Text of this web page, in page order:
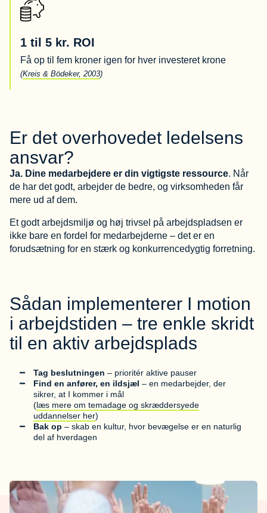
1 til 5 kr. ROI
Få op til fem kroner igen for hver investeret krone
(Kreis & Bödeker, 2003)
Er det overhovedet ledelsens
ansvar?
Ja. Dine medarbejdere er din vigtigste ressource. Når
de har det godt, arbejder de bedre, og virksomheden får
mere ud af dem.
Et godt arbejdsmiljø og høj trivsel på arbejdspladsen er
ikke bare en fordel for medarbejderne – det er en
forudsætning for en stærk og konkurrencedygtig forretning.
Sådan implementerer I motion
i arbejdstiden – tre enkle skridt
til en aktiv arbejdsplads
Tag beslutningen – prioritér aktive pauser
Find en anfører, en ildsjæl – en medarbejder, der
sikrer, at I kommer i mål
(læs mere om temadage og skræddersyede
uddannelser her)
Bak op – skab en kultur, hvor bevægelse er en naturlig
del af hverdagen